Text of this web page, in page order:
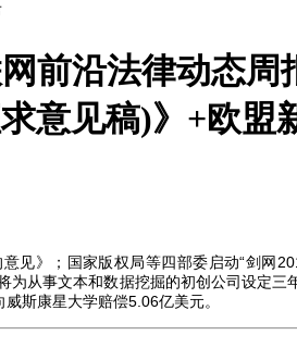
前沿法律动态周
意见稿)》+欧盟
见》；国家版权局等四部委启动“剑网
为从事文本和数据挖掘的初创公司设定三
威斯康星大学赔偿5.06亿美元。